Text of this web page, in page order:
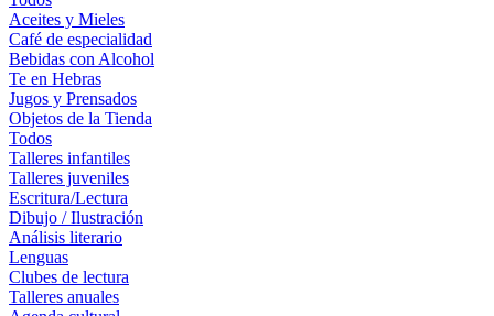
Aceites y Mieles
Café de especialidad
Bebidas con Alcohol
Te en Hebras
Jugos y Prensados
Objetos de la Tienda
Todos
Talleres infantiles
Talleres juveniles
Escritura/Lectura
Dibujo / Ilustración
Análisis literario
Lenguas
Clubes de lectura
Talleres anuales